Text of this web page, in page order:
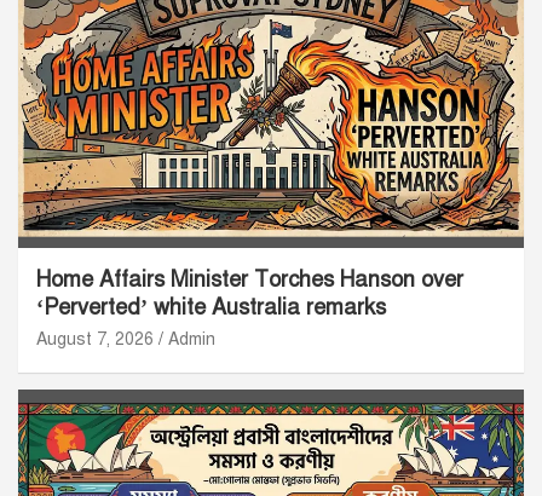
Home Affairs Minister Torches Hanson over
‘Perverted’ white Australia remarks
August 7, 2026 Admin